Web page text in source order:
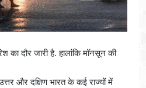
दौर जारी है. हालांकि मॉनसून की
और दक्षिण भारत के कई राज्यों में